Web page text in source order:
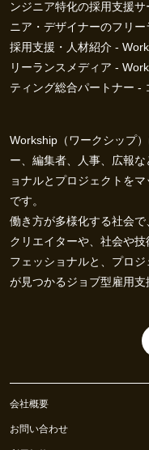
ンジニア特化の採用支援
ニア・デザイナーのフリ
採用支援・人材紹介 -
リーランスメディア -
ティング総合パートナー -
Workship（ワークシップ
ー、編集者、人事、広報
ョナルとプロジェクトを
です。
働き方が多様化する社会
クリエイターや、社会や
フェッショナルと、プロジ
が見つかるジョブ型雇用支
会社概要
お問い合わせ